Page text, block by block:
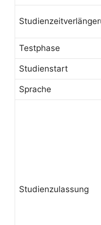
Testphase
Studienstart
Sprache
Studienzulassung